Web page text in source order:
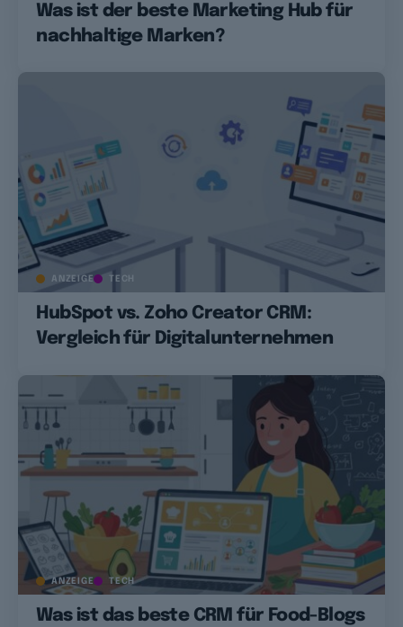
Was ist der beste Marketing Hub für
nachhaltige Marken?
ANZEIGE TECH
HubSpot vs. Zoho Creator CRM:
Vergleich für Digitalunternehmen
ANZEIGE TECH
Was ist das beste CRM für Food-Blogs